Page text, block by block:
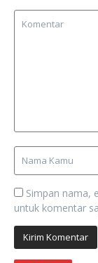
Simpan nama,
untuk komentar